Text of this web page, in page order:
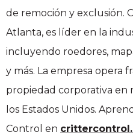
de remoción y exclusión.
Atlanta, es líder en la
incluyendo roedores,
y más. La empresa opera
propiedad corporativa en
los Estados Unidos.
Control en